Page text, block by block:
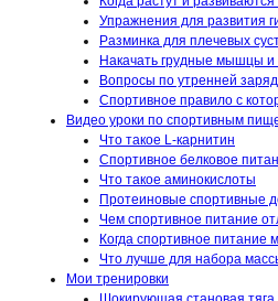
Упражнения для развития
Разминка для плечевых
Накачать грудные мышцы
Вопросы по утренней
Спортивное правило с
Видео уроки по спортивным
Что такое L-карнитин
Спортивное белковое
Что такое аминокислоты
Протеиновые спортивные
Чем спортивное питание
Когда спортивное
Что лучше для набора
Мои тренировки